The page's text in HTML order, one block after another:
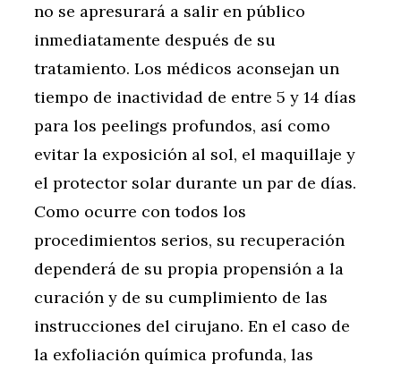
no se apresurará a salir en público
inmediatamente después de su
tratamiento. Los médicos aconsejan un
tiempo de inactividad de entre 5 y 14 días
para los peelings profundos, así como
evitar la exposición al sol, el maquillaje y
el protector solar durante un par de días.
Como ocurre con todos los
procedimientos serios, su recuperación
dependerá de su propia propensión a la
curación y de su cumplimiento de las
instrucciones del cirujano. En el caso de
la exfoliación química profunda, las